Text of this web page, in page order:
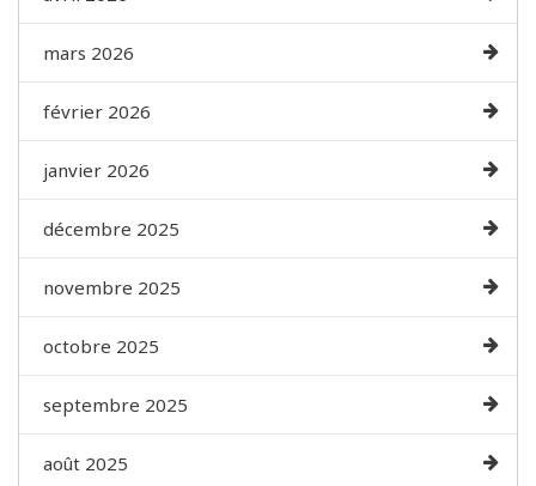
mars 2026
février 2026
janvier 2026
décembre 2025
novembre 2025
octobre 2025
septembre 2025
août 2025